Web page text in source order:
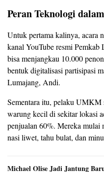
Peran Teknologi
Untuk pertama kalinya, acara
kanal YouTube resmi
bisa menjangkau 10.000
bentuk digitalisasi partisipasi
Lumajang, Andi.
Sementara itu, pelaku UMKM
warung kecil di sekitar lokasi
penjualan 60%. Mereka mulai
nasi liwet, tahu bulat, dan
Michael Olise Jadi Jantung